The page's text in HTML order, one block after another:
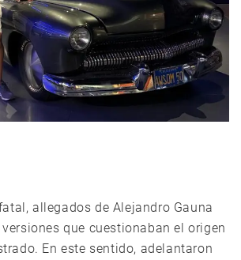
allegados de Alejandro Gauna
que cuestionaban el origen
En este sentido, adelantaron